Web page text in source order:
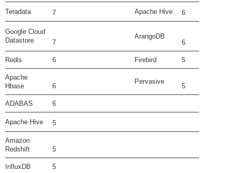
Teradata 7 Apache Hive 6
Google Cloud
Datastore
7
ArangoDB
6
Redis 6 Firebird 5
Apache
Hbase
6
Pervasive
5
ADABAS 6
Apache Hive 5
Amazon
Redshift
5
InfluxDB 5